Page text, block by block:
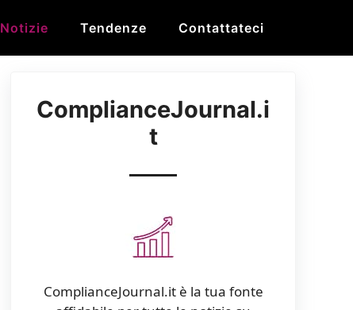
Notizie Tendenze Contattateci
ComplianceJournal.i
t
ComplianceJournal.it è la tua fonte